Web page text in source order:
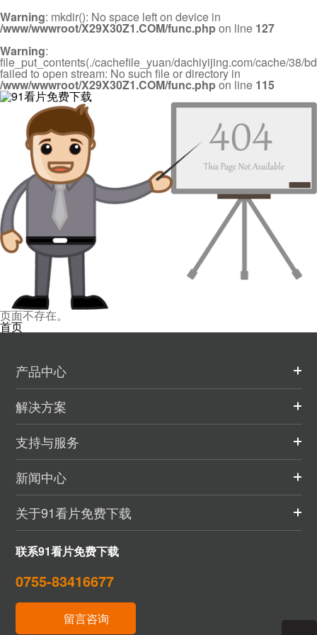
Warning: mkdir(): No space left on device in
/www/wwwroot/X29X30Z1.COM/func.php on line 127
Warning:
file_put_contents(./cachefile_yuan/dachiyijing.com/cache/38/
failed to open stream: No such file or directory in
/www/wwwroot/X29X30Z1.COM/func.php on line 115
页面不存在。
首页
产品中心
解决方案
支持与服务
新闻中心
关于91看片免费下载
联系91看片免费下载
0755-83416677
留言咨询